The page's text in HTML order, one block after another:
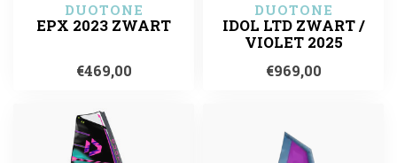
DUOTONE
EPX 2023 ZWART
€469,00
DUOTONE
IDOL LTD ZWART /
VIOLET 2025
€969,00